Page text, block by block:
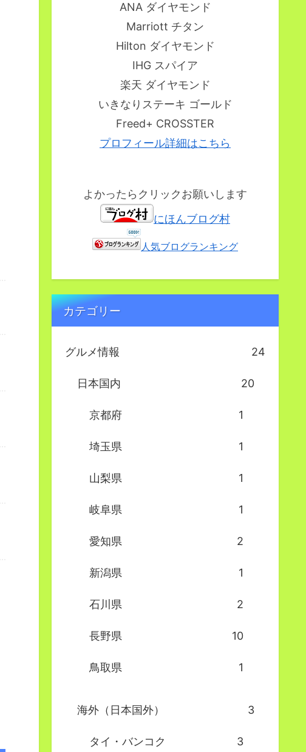
ANA ダイヤモンド
Marriott チタン
Hilton ダイヤモンド
IHG スパイア
楽天 ダイヤモンド
いきなりステーキ ゴールド
Freed+ CROSSTER
プロフィール詳細はこちら
よかったらクリックお願いします
にほんブログ村
人気ブログランキング
カテゴリー
グルメ情報 24
日本国内 20
京都府 1
埼玉県 1
山梨県 1
岐阜県 1
愛知県 2
新潟県 1
石川県 2
長野県 10
鳥取県 1
海外（日本国外） 3
タイ・バンコク 3